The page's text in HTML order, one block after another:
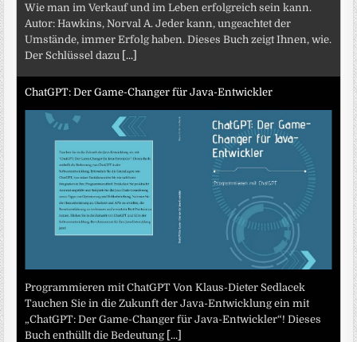
Wie man im Verkauf und im Leben erfolgreich sein kann.
Autor: Hawkins, Norval A. Jeder kann, ungeachtet der
Umstände, immer Erfolg haben. Dieses Buch zeigt Ihnen, wie.
Der Schlüssel dazu [...]
ChatGPT: Der Game-Changer für Java-Entwickler
Programmieren mit ChatGPT Von Klaus-Dieter Sedlacek
Tauchen Sie in die Zukunft der Java-Entwicklung ein mit
„ChatGPT: Der Game-Changer für Java-Entwickler“! Dieses
Buch enthüllt die Bedeutung [...]